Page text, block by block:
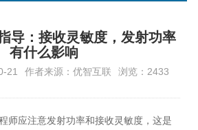
导：接收灵敏度，发射功率
有什么影响
21 作者来源：优智互联 浏览：2433
师应注意发射功率和接收灵敏度，这是